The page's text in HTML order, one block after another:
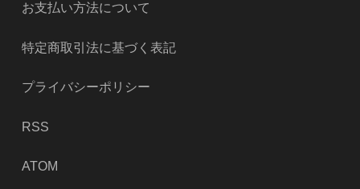
お支払い方法について
特定商取引法に基づく表記
プライバシーポリシー
RSS
ATOM